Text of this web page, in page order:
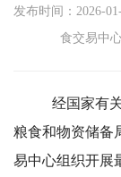
发布时间：
食交易中
经国家有
粮食和物资储备
易中心组织开展